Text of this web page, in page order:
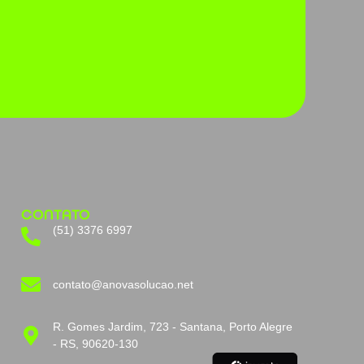
CONTATO
(51) 3376 6997
contato@anovasolucao.net
R. Gomes Jardim, 723 - Santana, Porto Alegre
- RS, 90620-130